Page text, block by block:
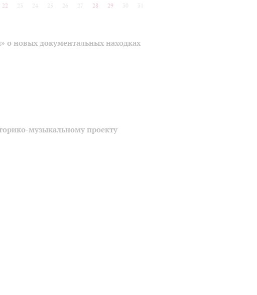
22 23 24 25 26 27 28 29 30 31
о новых документальных находках
музыкальному проекту